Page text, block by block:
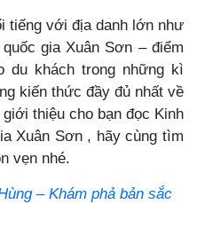
tiếng với địa danh lớn như
gia Xuân Sơn – điểm
du khách trong những kì
kiến thức đầy đủ nhất về
thiệu cho bạn đọc Kinh
Xuân Sơn , hãy cùng tìm
vẹn nhé.
– Khám phả bản sắc